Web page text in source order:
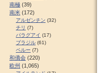
南極 (39)
南米 (172)
アルゼンチン (32)
チリ (7)
パラグアイ (17)
ブラジル (61)
ペルー (7)
和僑会 (220)
欧州 (1,065)